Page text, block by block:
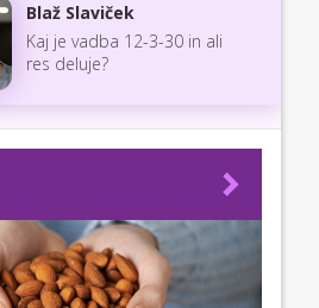
Blaž Slaviček
Kaj je vadba 12-3-30 in ali
res deluje?